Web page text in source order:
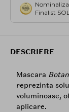
Finalist
DESCRIERE
Mascara
reprezinta
voluminoase,
aplicare.